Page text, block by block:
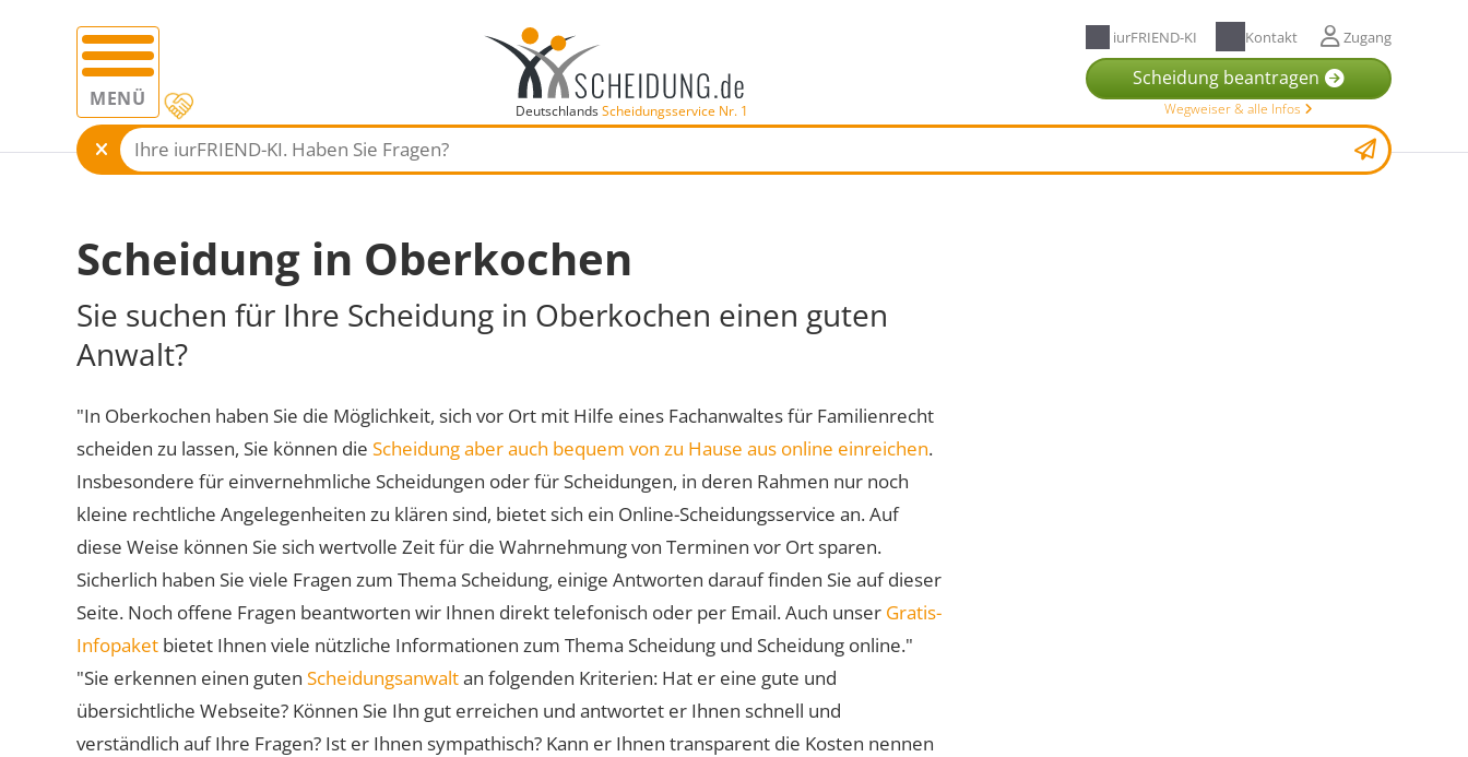
MENÜ DeutschlandsScheidungsservice Nr. 1
iurFRIEND-KI Kontakt Zugang
Scheidung beantragen
Wegweiser & alle Infos
Scheidung in Oberkochen
Sie suchen für Ihre Scheidung in Oberkochen einen guten
Anwalt?
"In Oberkochen haben Sie die Möglichkeit, sich vor Ort mit Hilfe eines Fachanwaltes für Familienrecht
scheiden zu lassen, Sie können die Scheidung aber auch bequem von zu Hause aus online einreichen.
Insbesondere für einvernehmliche Scheidungen oder für Scheidungen, in deren Rahmen nur noch
kleine rechtliche Angelegenheiten zu klären sind, bietet sich ein Online-Scheidungsservice an. Auf
diese Weise können Sie sich wertvolle Zeit für die Wahrnehmung von Terminen vor Ort sparen.
Sicherlich haben Sie viele Fragen zum Thema Scheidung, einige Antworten darauf finden Sie auf dieser
Seite. Noch offene Fragen beantworten wir Ihnen direkt telefonisch oder per Email. Auch unser Gratis-
Infopaket bietet Ihnen viele nützliche Informationen zum Thema Scheidung und Scheidung online."
"Sie erkennen einen guten Scheidungsanwaltan folgenden Kriterien: Hat er eine gute und
übersichtliche Webseite? Können Sie Ihn gut erreichen und antwortet er Ihnen schnell und
verständlich auf Ihre Fragen? Ist er Ihnen sympathisch? Kann er Ihnen transparent die Kosten nennen